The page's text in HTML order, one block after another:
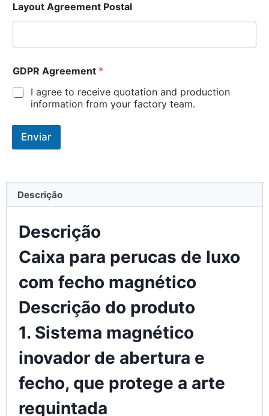
Layout Agreement Postal
GDPR Agreement *
I agree to receive quotation and production
information from your factory team.
Enviar
Descrição
Descrição
Caixa para perucas de luxo
com fecho magnético
Descrição do produto
1. Sistema magnético
inovador de abertura e
fecho, que protege a arte
requintada